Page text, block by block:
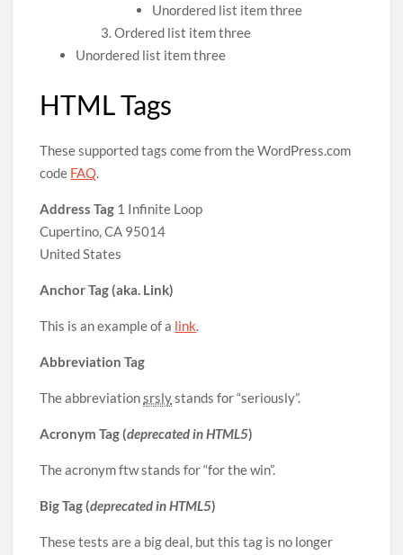
Unordered list item three
Ordered list item three
Unordered list item three
HTML Tags
These supported tags come from the WordPress.com
code FAQ.
Address Tag 1 Infinite Loop
Cupertino, CA 95014
United States
Anchor Tag (aka. Link)
This is an example of a link.
Abbreviation Tag
The abbreviationsrslystands for “seriously”.
Acronym Tag (deprecated in HTML5)
The acronym ftw stands for “for the win”.
Big Tag (deprecated in HTML5)
These tests are a big deal, but this tag is no longer